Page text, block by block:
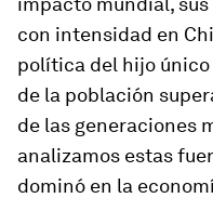
con intensidad en
política del hijo
de la población
de las generaciones
analizamos estas
dominó en la